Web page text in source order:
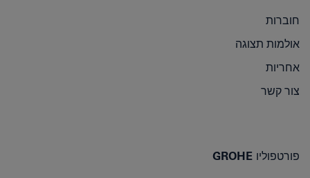
חוברות
אולמות תצוגה
אחריות
צור קשר
פורטפוליו GROHE